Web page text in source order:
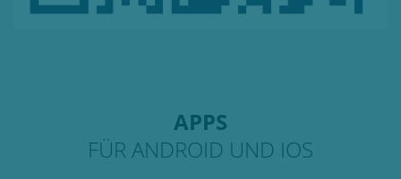
APPS
FÜR ANDROID UND IOS